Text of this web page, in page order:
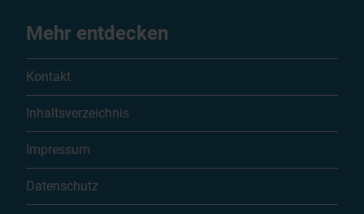
Mehr entdecken
Kontakt
Inhaltsverzeichnis
Impressum
Datenschutz